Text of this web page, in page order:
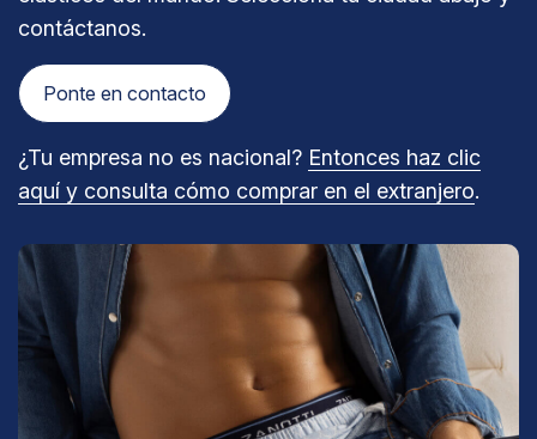
contáctanos.
Ponte en contacto
¿Tu empresa no es nacional? Entonces haz clic
aquí y consulta cómo comprar en el extranjero.